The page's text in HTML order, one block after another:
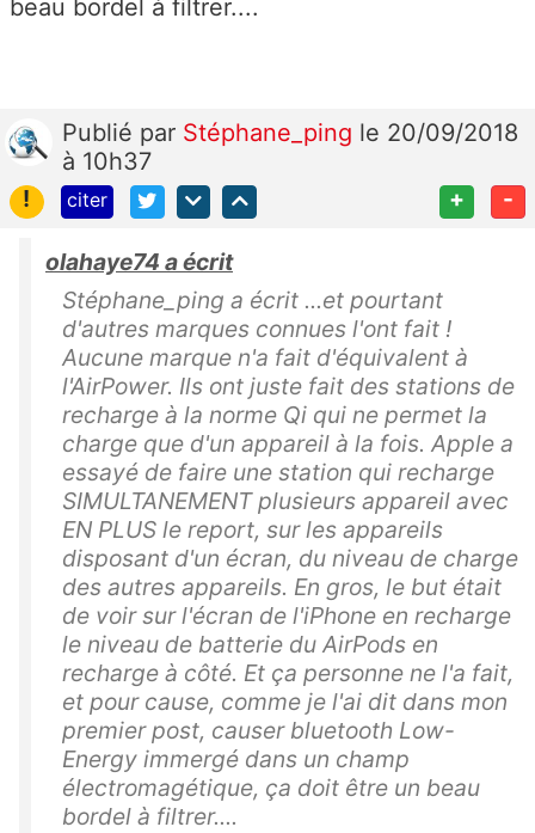
beau bordel à filtrer....
Publié par Stéphane_ping le 20/09/2018
à 10h37
!
citer + -
olahaye74 a écrit
Stéphane_ping a écrit ...et pourtant
d'autres marques connues l'ont fait !
Aucune marque n'a fait d'équivalent à
l'AirPower. Ils ont juste fait des stations de
recharge à la norme Qi qui ne permet la
charge que d'un appareil à la fois. Apple a
essayé de faire une station qui recharge
SIMULTANEMENT plusieurs appareil avec
EN PLUS le report, sur les appareils
disposant d'un écran, du niveau de charge
des autres appareils. En gros, le but était
de voir sur l'écran de l'iPhone en recharge
le niveau de batterie du AirPods en
recharge à côté. Et ça personne ne l'a fait,
et pour cause, comme je l'ai dit dans mon
premier post, causer bluetooth Low-
Energy immergé dans un champ
électromagétique, ça doit être un beau
bordel à filtrer....